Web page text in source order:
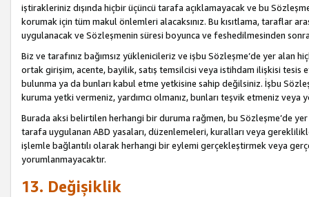
iştirakleriniz dışında hiçbir üçüncü tarafa açıklamayacak ve bu
korumak için tüm makul önlemleri alacaksınız. Bu kısıtlama, taraflar
uygulanacak ve Sözleşmenin süresi boyunca ve feshedilmesinden
Biz ve tarafınız bağımsız yüklenicileriz ve işbu Sözleşme’de yer alan
ortak girişim, acente, bayilik, satış temsilcisi veya istihdam ilişkisi
bulunma ya da bunları kabul etme yetkisine sahip değilsiniz. İşbu
kuruma yetki vermeniz, yardımcı olmanız, bunları teşvik etmeniz
Burada aksi belirtilen herhangi bir duruma rağmen, bu Sözleşme’de
tarafa uygulanan ABD yasaları, düzenlemeleri, kuralları veya
işlemle bağlantılı olarak herhangi bir eylemi gerçekleştirmek veya
yorumlanmayacaktır.
13. Değişiklik